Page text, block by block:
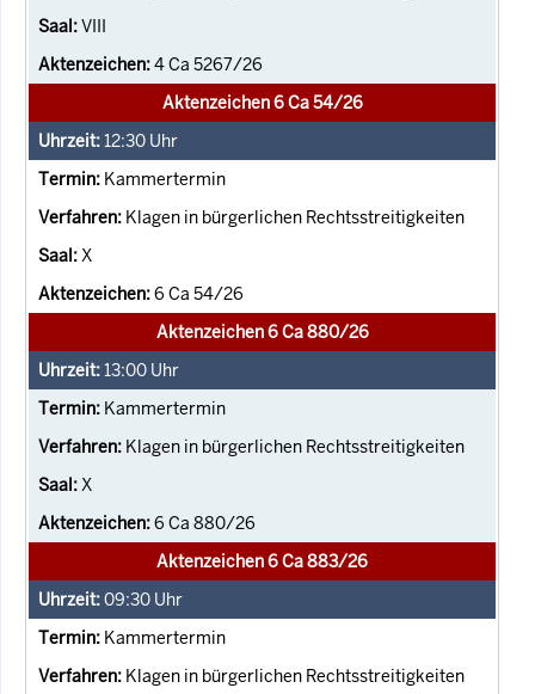
VIII
4 Ca 5267/26
Aktenzeichen 6 Ca 54/26
12:30 Uhr
Kammertermin
Klagen in bürgerlichen Rechtsstreitigkeiten
X
6 Ca 54/26
Aktenzeichen 6 Ca 880/26
13:00 Uhr
Kammertermin
Klagen in bürgerlichen Rechtsstreitigkeiten
X
6 Ca 880/26
Aktenzeichen 6 Ca 883/26
09:30 Uhr
Kammertermin
Klagen in bürgerlichen Rechtsstreitigkeiten